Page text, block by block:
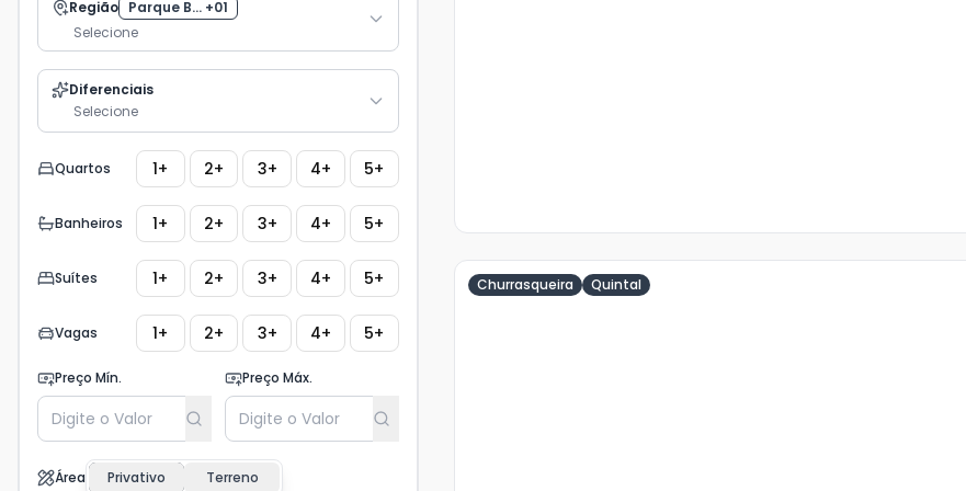
Região Parque B... +01
Selecione
Diferenciais
Selecione
Quartos 1+ 2+ 3+ 4+ 5+
Banheiros 1+ 2+ 3+ 4+ 5+
Suítes 1+ 2+ 3+ 4+ 5+
Vagas 1+ 2+ 3+ 4+ 5+
Preço Mín. Preço Máx.
Área Privativo Terreno
Churrasqueira Quintal